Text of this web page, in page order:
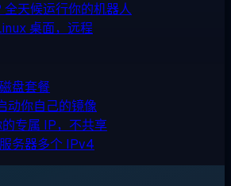
全天候运行你的机器人
桌面，远程
盘套餐
动你自己的镜像
专属 IP，不共享
务器多个 IPv4